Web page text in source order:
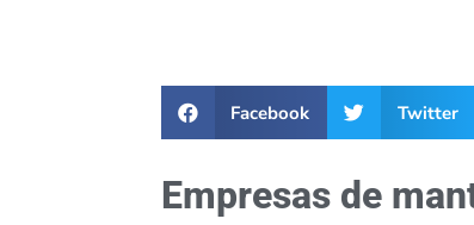
Facebook Twitter
Empresas de